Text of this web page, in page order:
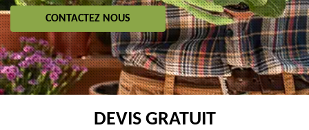
CONTACTEZ NOUS
DEVIS GRATUIT